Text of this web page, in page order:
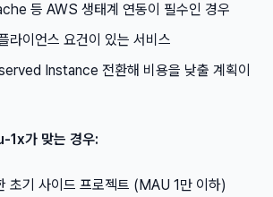
등 AWS 생태계 연동이 필수인 경우
라이언스 요건이 있는 서비스
Instance 전환해 비용을 낮출 계획이
가 맞는 경우:
초기 사이드 프로젝트 (MAU 1만 이하)